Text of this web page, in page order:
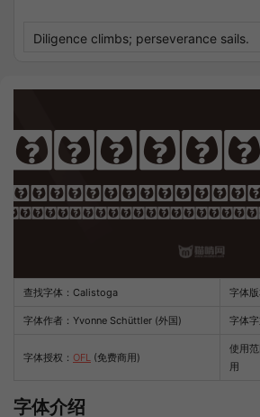
SEEK
Sharpens Love,
查找字体： Calistoga 字体
字体作者：Yvonne Schüttler (外国) 字体
字体授权： OFL (免费商用)
使用
用
字体介绍